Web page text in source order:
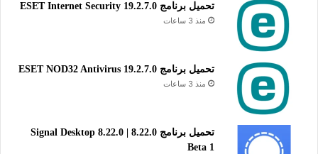
تحميل برنامج ESET Internet Security 19.2.7.0
منذ 3 ساعات
تحميل برنامج ESET NOD32 Antivirus 19.2.7.0
منذ 3 ساعات
تحميل برنامج Signal Desktop 8.22.0 | 8.22.0
Beta 1